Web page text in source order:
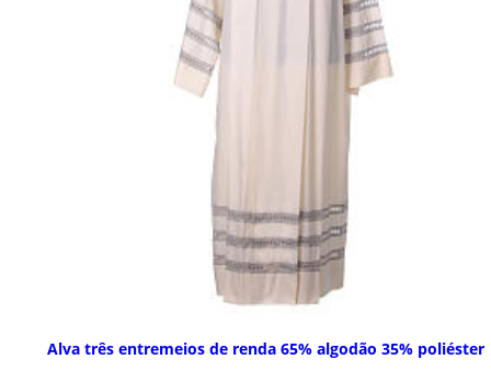
Alva três entremeios de renda 65% algodão 35% poliéster